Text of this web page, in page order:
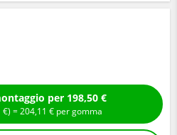
Compra con montaggio per 198,50 €
€ ) =204,11 € per gomma